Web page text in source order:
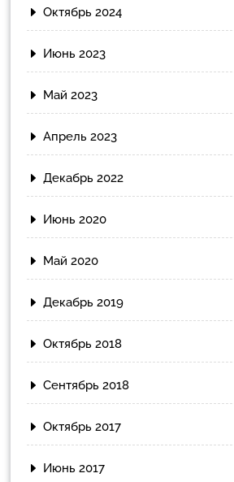
Октябрь 2024
Июнь 2023
Май 2023
Апрель 2023
Декабрь 2022
Июнь 2020
Май 2020
Декабрь 2019
Октябрь 2018
Сентябрь 2018
Октябрь 2017
Июнь 2017